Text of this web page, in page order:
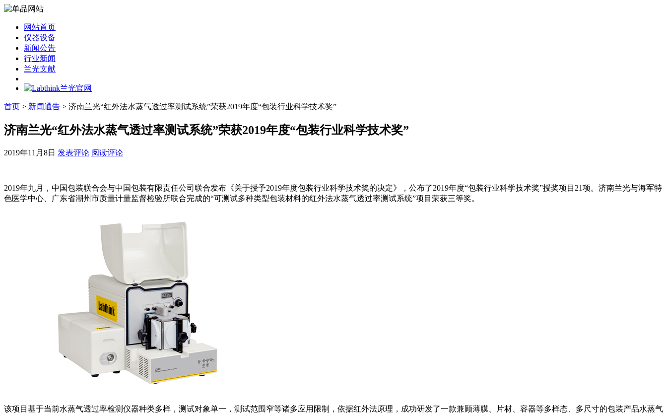
网站首页
仪器设备
新闻公告
行业新闻
兰光文献
首页 > 新闻通告 > 济南兰光“红外法水蒸气透过率测试系统”荣获2019年度“包装行业科学技术奖”
济南兰光“红外法水蒸气透过率测试系统”荣获2019年度“包装行业科学技术奖”
2019年11月8日 发表评论 阅读评论
2019年九月，中国包装联合会与中国包装有限责任公司联合发布《关于授予2019年度包装行业科学技术奖的决定》，公布了2019年度“包装行业科学技术奖”授奖项目21项。济南兰光与海军特
色医学中心、广东省潮州市质量计量监督检验所联合完成的“可测试多种类型包装材料的红外法水蒸气透过率测试系统”项目荣获三等奖。
该项目基于当前水蒸气透过率检测仪器种类多样，测试对象单一，测试范围窄等诸多应用限制，依据红外法原理，成功研发了一款兼顾薄膜、片材、容器等多样态、多尺寸的包装产品水蒸气